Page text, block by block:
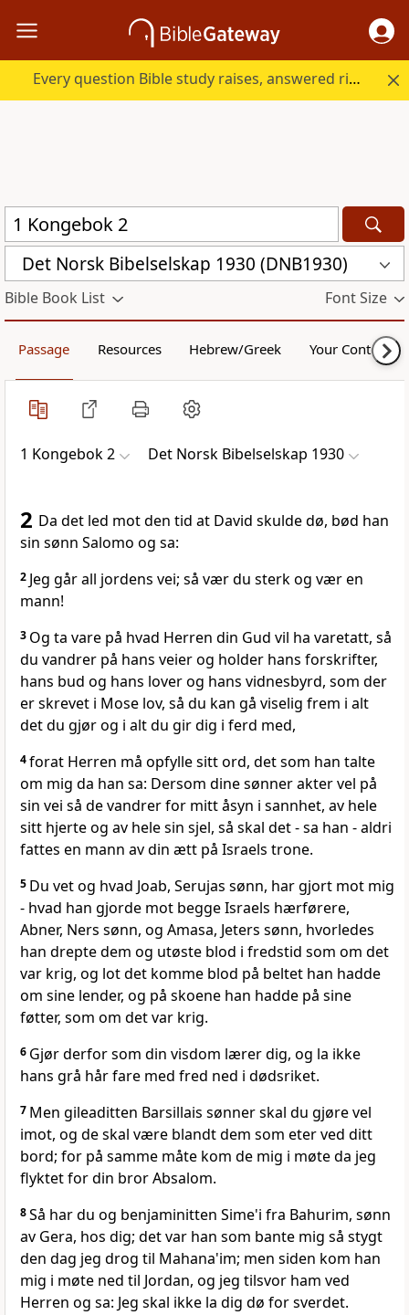
Every question Bible study raises, answered right here.
Det Norsk Bibelselskap 1930 (DNB1930)
Bible Book List Font Size
Passage Resources Hebrew/Greek Your Content
1 Kongebok 2 Det Norsk Bibelselskap 1930
2 Da det led mot den tid at David skulde dø, bød han
sin sønn Salomo og sa:
2 Jeg går all jordens vei; så vær du sterk og vær en
mann!
3 Og ta vare på hvad Herren din Gud vil ha varetatt, så
du vandrer på hans veier og holder hans forskrifter,
hans bud og hans lover og hans vidnesbyrd, som der
er skrevet i Mose lov, så du kan gå viselig frem i alt
det du gjør og i alt du gir dig i ferd med,
4forat Herren må opfylle sitt ord, det som han talte
om mig da han sa: Dersom dine sønner akter vel på
sin vei så de vandrer for mitt åsyn i sannhet, av hele
sitt hjerte og av hele sin sjel, så skal det - sa han - aldri
fattes en mann av din ætt på Israels trone.
5 Du vet og hvad Joab, Serujas sønn, har gjort mot mig
- hvad han gjorde mot begge Israels hærførere,
Abner, Ners sønn, og Amasa, Jeters sønn, hvorledes
han drepte dem og utøste blod i fredstid som om det
var krig, og lot det komme blod på beltet han hadde
om sine lender, og på skoene han hadde på sine
føtter, som om det var krig.
6 Gjør derfor som din visdom lærer dig, og la ikke
hans grå hår fare med fred ned i dødsriket.
7 Men gileaditten Barsillais sønner skal du gjøre vel
imot, og de skal være blandt dem som eter ved ditt
bord; for på samme måte kom de mig i møte da jeg
flyktet for din bror Absalom.
8Så har du og benjaminitten Sime'i fra Bahurim, sønn
av Gera, hos dig; det var han som bante mig så stygt
den dag jeg drog til Mahana'im; men siden kom han
mig i møte ned til Jordan, og jeg tilsvor ham ved
Herren og sa: Jeg skal ikke la dig dø for sverdet.